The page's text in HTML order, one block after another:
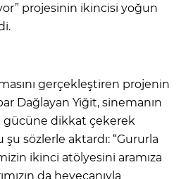
projesinin ikincisi yoğun
gerçekleştiren projenin
Dağlayan Yiğit, sinemanın
gücüne dikkat çekerek
sözlerle aktardı: “Gururla
ikinci atölyesini aramıza
da heyecanıyla